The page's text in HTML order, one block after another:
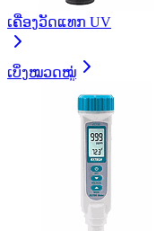
ເຄື່ອງວັດແທກ UV
ເບິ່ງໝວດໝູ່